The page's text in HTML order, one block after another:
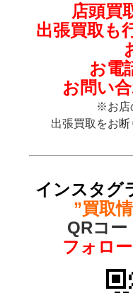
店頭買
出張買取も
お電
お問い
※お店
出張買取をお断
インスタグ
”買取
QRコー
フォロ